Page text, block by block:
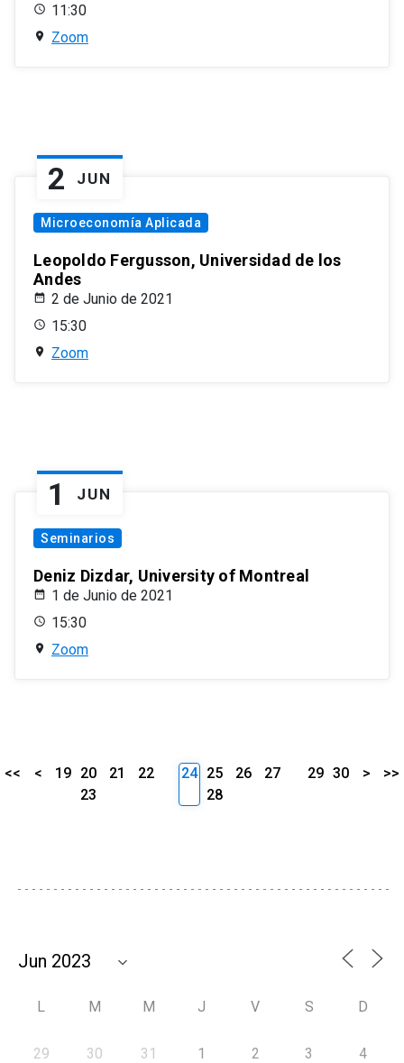
11:30
Zoom
2 JUN
Microeconomía Aplicada
Leopoldo Fergusson, Universidad de los
Andes
2 de Junio de 2021
15:30
Zoom
1 JUN
Seminarios
Deniz Dizdar, University of Montreal
1 de Junio de 2021
15:30
Zoom
<< < 19 20 21
22
23
24 25 26
27
28
29 30 > >>
L M M J V S D
29 30 31 1 2 3 4